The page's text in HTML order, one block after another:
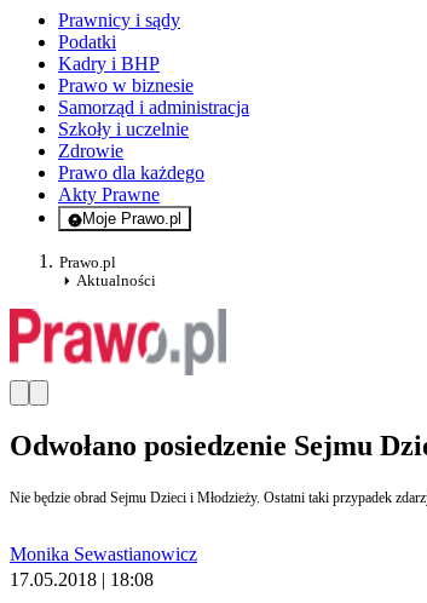
Prawnicy i sądy
Podatki
Kadry i BHP
Prawo w biznesie
Samorząd i administracja
Szkoły i uczelnie
Zdrowie
Prawo dla każdego
Akty Prawne
Moje Prawo.pl
- rejestracja i logowanie do serwisu
Prawo.pl
Aktualności
Odwołano posiedzenie Sejmu
Nie będzie obrad Sejmu Dzieci i Młodzieży. Ostatni taki przypadek
Monika Sewastianowicz
17.05.2018 | 18:08